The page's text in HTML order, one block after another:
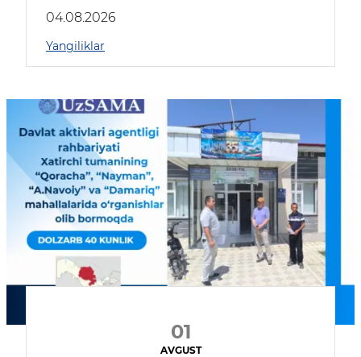
04.08.2026
Yangiliklar
01
AVGUST